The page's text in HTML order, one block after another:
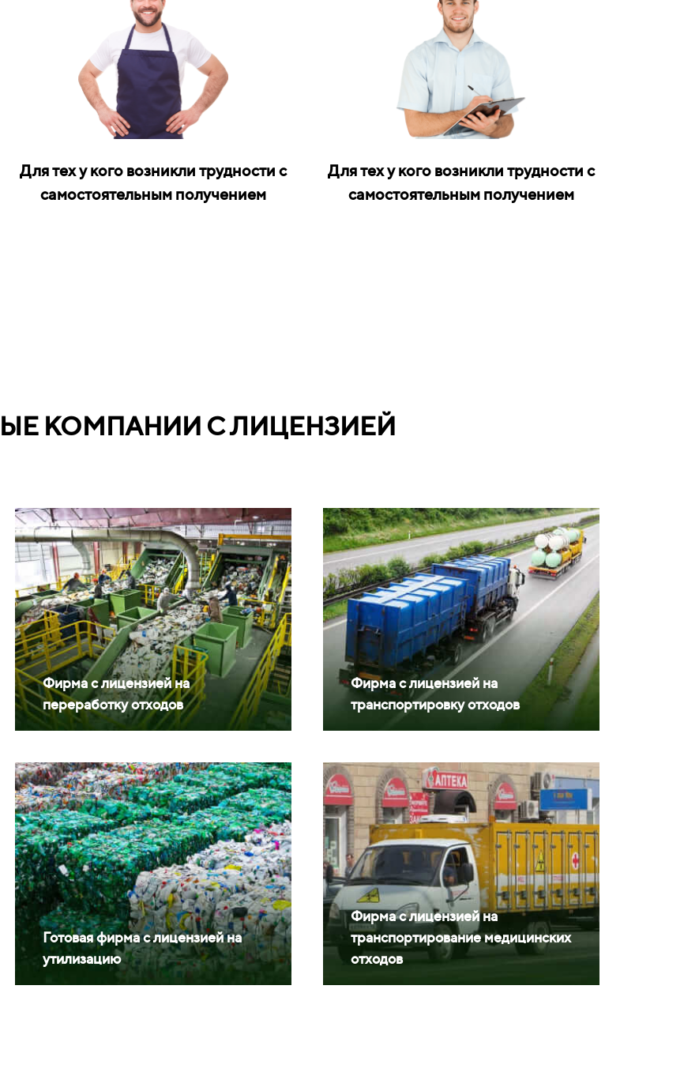
Для тех у кого возникли трудности с
самостоятельным получением
Для тех у кого возникли трудности с
самостоятельным получением
КОМПАНИИ С ЛИЦЕНЗИЕЙ
Фирма с лицензией на
переработку отходов
Фирма с лицензией на
транспортировку отходов
Готовая фирма с лицензией на
утилизацию
Фирма с лицензией на
транспортирование медицинских
отходов